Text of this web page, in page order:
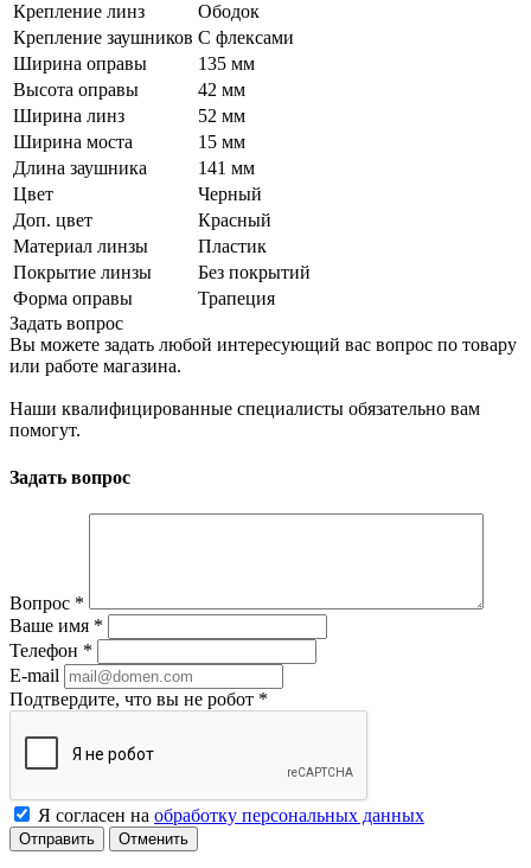
Крепление линз
Ободок
Крепление заушников С флексами
Ширина оправы
135 мм
Высота оправы
42 мм
Ширина линз
52 мм
Ширина моста
15 мм
Длина заушника
141 мм
Цвет
Черный
Доп. цвет
Красный
Материал линзы
Пластик
Покрытие линзы
Без покрытий
Форма оправы
Трапеция
Задать вопрос
Вы можете задать любой интересующий вас вопрос по товару
или работе магазина.
Наши квалифицированные специалисты обязательно вам
помогут.
Задать вопрос
Вопрос *
Ваше имя *
Телефон *
E-mail
Подтвердите, что вы не робот *
Я согласен на обработку персональных данных
Отменить